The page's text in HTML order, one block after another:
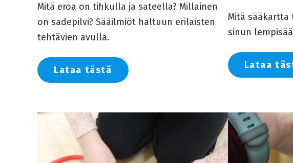
Mitä eroa on tihkulla ja sateella? Millainen
on sadepilvi? Sääilmiöt haltuun erilaisten
tehtävien avulla.
Lataa tästä
Mitä sääkartta
sinun
Lataa